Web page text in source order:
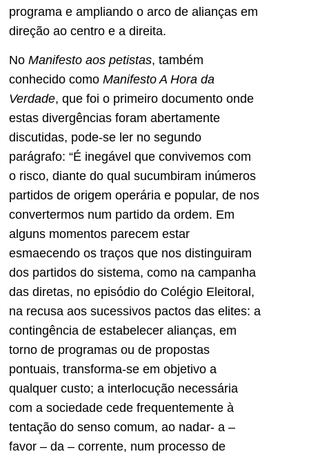
programa e ampliando o arco de alianças em
direção ao centro e a direita.
No Manifesto aos petistas, também
conhecido como Manifesto A Hora da
Verdade, que foi o primeiro documento onde
estas divergências foram abertamente
discutidas, pode-se ler no segundo
parágrafo: “É inegável que convivemos com
o risco, diante do qual sucumbiram inúmeros
partidos de origem operária e popular, de nos
convertermos num partido da ordem. Em
alguns momentos parecem estar
esmaecendo os traços que nos distinguiram
dos partidos do sistema, como na campanha
das diretas, no episódio do Colégio Eleitoral,
na recusa aos sucessivos pactos das elites: a
contingência de estabelecer alianças, em
torno de programas ou de propostas
pontuais, transforma-se em objetivo a
qualquer custo; a interlocução necessária
com a sociedade cede frequentemente à
tentação do senso comum, ao nadar- a –
favor – da – corrente, num processo de